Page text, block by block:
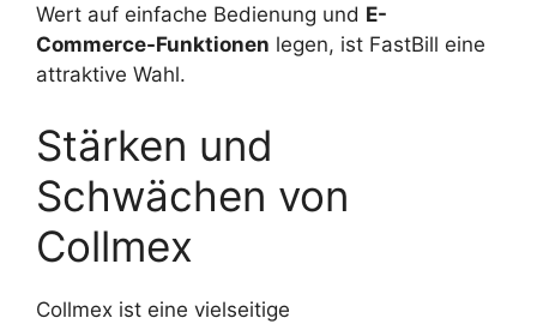
Wert auf einfache Bedienung und E-
Commerce-Funktionen legen, ist FastBill eine
attraktive Wahl.
Stärken und
Schwächen von
Collmex
Collmex ist eine vielseitige